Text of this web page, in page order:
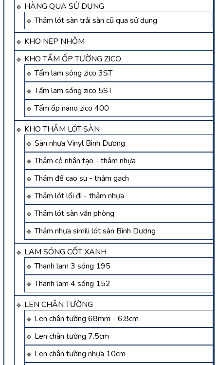
HÀNG QUA SỬ DỤNG
Thảm lót sàn trải sàn cũ qua sử dụng
KHO NẸP NHÔM
KHO TẤM ỐP TƯỜNG ZICO
Tấm lam sóng zico 3ST
Tấm lam sóng zico 5ST
Tấm ốp nano zico 400
KHO THẢM LÓT SÀN
Sàn nhựa Vinyl Bình Dương
Thảm cỏ nhân tạo - thảm nhựa
Thảm đế cao su - thảm gạch
Thảm lót lối đi - thảm nhựa
Thảm lót sàn văn phòng
Thảm nhựa simili lót sàn Bình Dương
LAM SÓNG CỐT XANH
Thanh lam 3 sóng 195
Thanh lam 4 sóng 152
LEN CHÂN TƯỜNG
Len chân tường 68mm - 6.8cm
Len chân tường 7.5cm
Len chân tường nhựa 10cm